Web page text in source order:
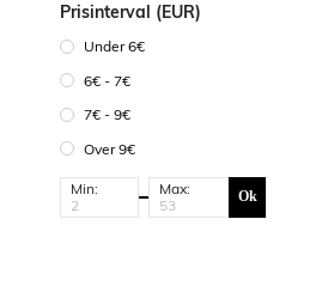
Prisinterval (EUR)
Under 6€
6€ - 7€
7€ - 9€
Over 9€
Min: Max: Ok